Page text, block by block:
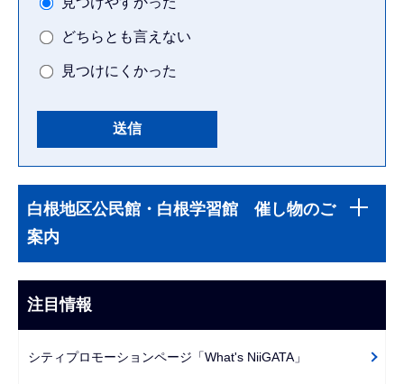
どちらとも言えない
見つけにくかった
文
こ
ま
で
ナ
ゲ
白根地区公民館・白根学習館 催し物のご
案内
注目情報
シティプロモーションページ「What's NiiGATA」